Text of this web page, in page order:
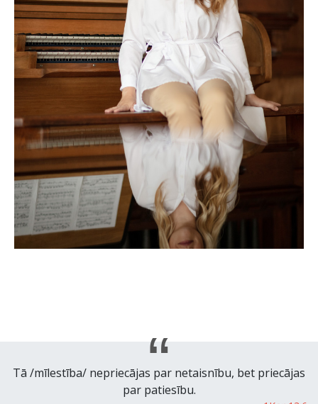
Tā /mīlestība/ nepriecājas par netaisnību, bet priecājas
par patiesību.